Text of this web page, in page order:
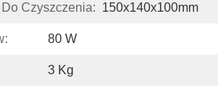
Czyszczenia: 150x140x100mm
80 W
3 Kg